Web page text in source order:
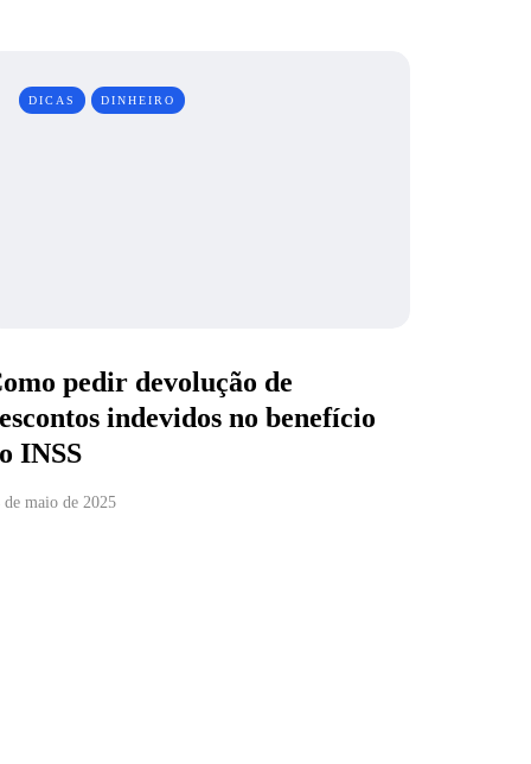
DICAS DINHEIRO
pedir devolução de
indevidos no benefício
INSS
de maio de 2025